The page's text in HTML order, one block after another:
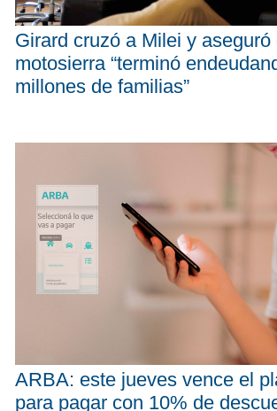
Girard cruzó a Milei y aseguró
motosierra “terminó
millones de familias”
ARBA: este jueves vence el
para pagar con 10% de